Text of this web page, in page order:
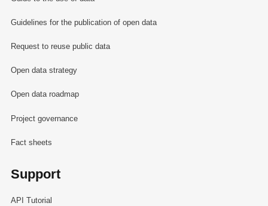
Guidelines for the publication of open data
Request to reuse public data
Open data strategy
Open data roadmap
Project governance
Fact sheets
Support
API Tutorial